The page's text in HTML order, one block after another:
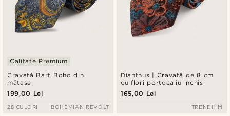
Cravată Bart Boho din
mătase
Calitate Premium
199,00 Lei
28 CULORI BOHEMIAN REVOLT
Dianthus | Cravată de 8 cm
cu flori portocaliu închis
165,00 Lei
TRENDHIM